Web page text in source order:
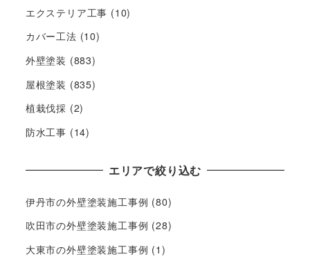
エクステリア工事 (10)
カバー工法 (10)
外壁塗装 (883)
屋根塗装 (835)
植栽伐採 (2)
防水工事 (14)
エリアで絞り込む
伊丹市の外壁塗装施工事例 (80)
吹田市の外壁塗装施工事例 (28)
大東市の外壁塗装施工事例 (1)